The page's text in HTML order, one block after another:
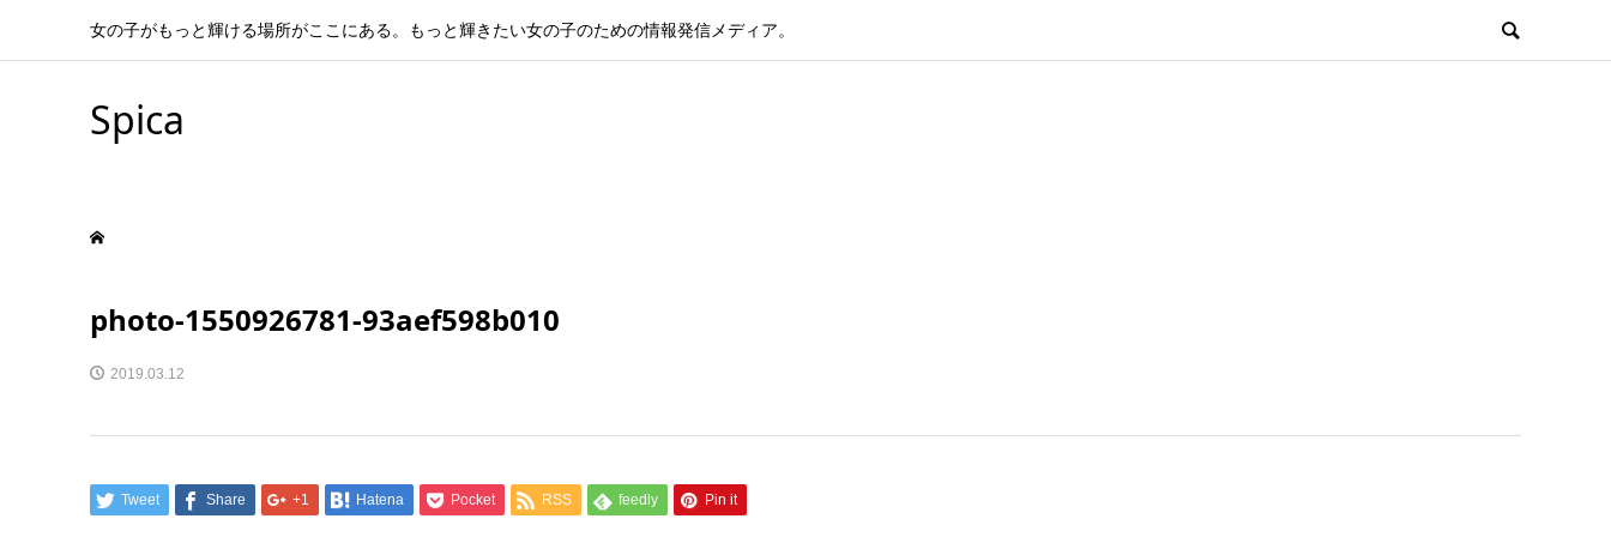
女の子がもっと輝ける場所がここにある。もっと輝きたい女の子のための情報発信メディア。
Spica
photo-1550926781-93aef598b010
2019.03.12
Tweet Share +1 Hatena Pocket RSS feedly Pin it